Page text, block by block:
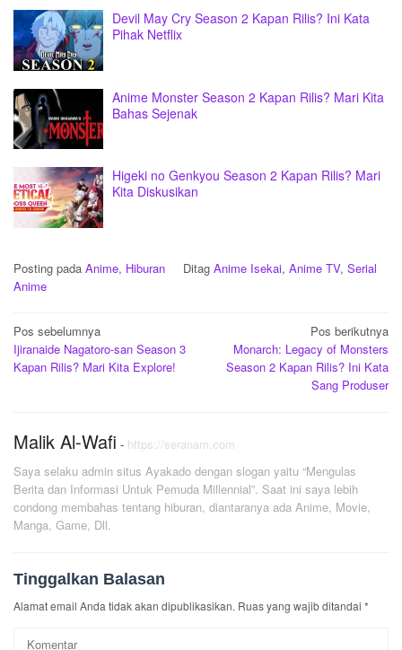
Devil May Cry Season 2 Kapan Rilis? Ini Kata
Pihak Netflix
Anime Monster Season 2 Kapan Rilis? Mari Kita
Bahas Sejenak
Higeki no Genkyou Season 2 Kapan Rilis? Mari
Kita Diskusikan
Posting pada Anime, Hiburan Ditag Anime Isekai, Anime TV, Serial
Anime
Navigasi
pos
Pos sebelumnya
Ijiranaide Nagatoro-san Season 3
Kapan Rilis? Mari Kita Explore!
Pos berikutnya
Monarch: Legacy of Monsters
Season 2 Kapan Rilis? Ini Kata
Sang Produser
Malik Al-Wafi - https://seranam.com
Saya selaku admin situs Ayakado dengan slogan yaitu “Mengulas
Berita dan Informasi Untuk Pemuda Millennial”. Saat ini saya lebih
condong membahas tentang hiburan, diantaranya ada Anime, Movie,
Manga, Game, Dll.
Tinggalkan Balasan
Alamat email Anda tidak akan dipublikasikan. Ruas yang wajib ditandai *